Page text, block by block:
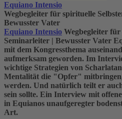
Equiano Intensio
Wegbegleiter für spirituelle
Bewusster Vater
Equiano Intensio Wegbegleiter
Seminarleiter | Bewusster Vater
mit dem Kongressthema
aufmerksam geworden. Im
wichtige Strategien von
Mentalität die "Opfer"
werden. Und natürlich teilt er
sein sollte. Ein Interview mit
in Equianos unaufgeregter
Art.